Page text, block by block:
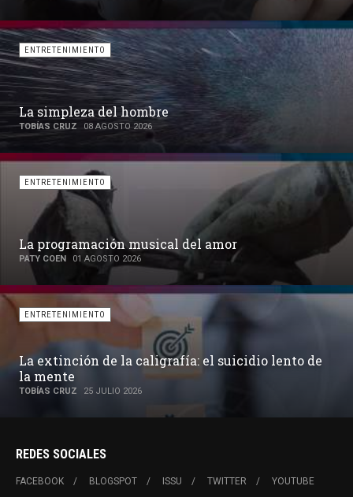
suicidio lento de
ENTRETENIMIENTO
Por qué el corazón no tiene
PATY COEN
ENTRETENIMIENTO
La era del olvido digital:
por nosotros
TOBÍAS CRUZ 04 JULIO 2026
ENTRETENIMIENTO
REDES SOCIALES
FACEBOOK BLOGSPOT ISSU TWITTER YOUTUBE